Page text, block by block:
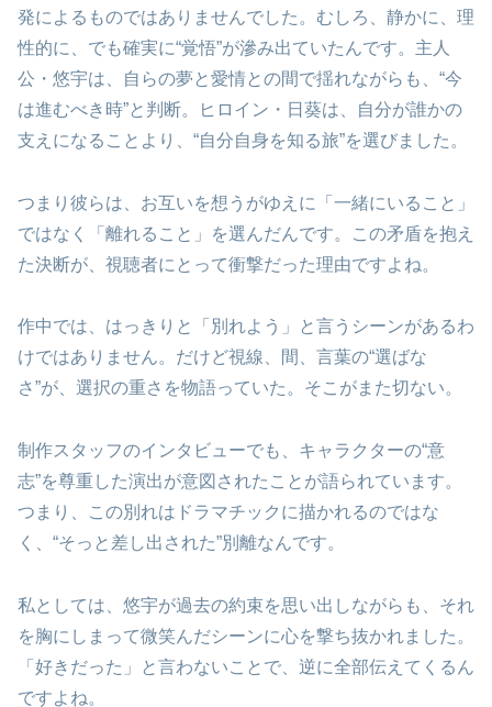
発によるものではありませんでした。むしろ、静かに、理
性的に、でも確実に“覚悟”が滲み出ていたんです。主人
公・悠宇は、自らの夢と愛情との間で揺れながらも、“今
は進むべき時”と判断。ヒロイン・日葵は、自分が誰かの
支えになることより、“自分自身を知る旅”を選びました。
つまり彼らは、お互いを想うがゆえに「一緒にいること」
ではなく「離れること」を選んだんです。この矛盾を抱え
た決断が、視聴者にとって衝撃だった理由ですよね。
作中では、はっきりと「別れよう」と言うシーンがあるわ
けではありません。だけど視線、間、言葉の“選ばな
さ”が、選択の重さを物語っていた。そこがまた切ない。
制作スタッフのインタビューでも、キャラクターの“意
志”を尊重した演出が意図されたことが語られています。
つまり、この別れはドラマチックに描かれるのではな
く、“そっと差し出された”別離なんです。
私としては、悠宇が過去の約束を思い出しながらも、それ
を胸にしまって微笑んだシーンに心を撃ち抜かれました。
「好きだった」と言わないことで、逆に全部伝えてくるん
ですよね。